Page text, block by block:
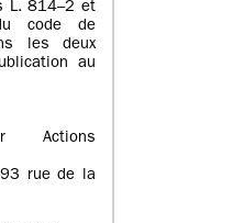
L. 814–2 et
code de
les deux
au
Actions
rue de la